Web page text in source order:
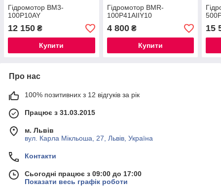
Гідромотор BM3-
100P10AY
12 150 ₴
Купити
Гідромотор BMR-
100P41AIIY10
4 800₴
Купити
15
Про нас
100% позитивних з 12 відгуків за рік
Працює з 31.03.2015
м. Львів
вул. Карла Мікльоша, 27, Львів, Україна
Контакти
Сьогодні працює з 09:00 до 17:00
Показати весь графік роботи